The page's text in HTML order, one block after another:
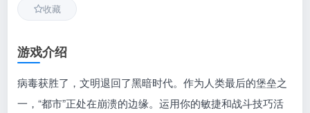
收藏
游戏介绍
病毒获胜了，文明退回了黑暗时代。作为人类最后的堡垒之
一，“都市”正处在崩溃的边缘。运用你的敏捷和战斗技巧活